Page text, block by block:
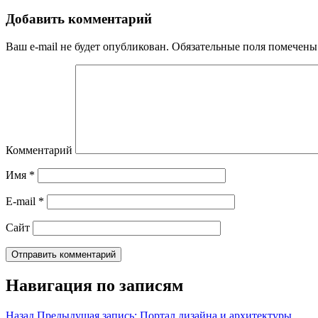
Добавить комментарий
Ваш e-mail не будет опубликован. Обязательные поля
Комментарий
Имя *
E-mail *
Сайт
Навигация по записям
Назад Предыдущая запись: Портал дизайна и архитектуры